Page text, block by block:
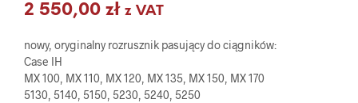
2 550,00 zł z VAT
nowy, oryginalny rozrusznik pasujący do ciągników:
Case IH
MX 100, MX 110, MX 120, MX 135, MX 150, MX 170
5130, 5140, 5150, 5230, 5240, 5250